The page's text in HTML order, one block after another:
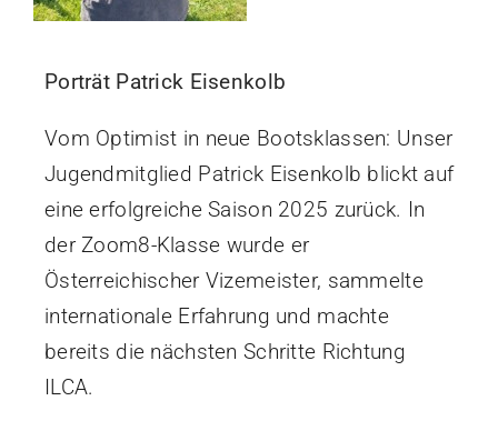
Porträt Patrick Eisenkolb
Vom Optimist in neue Bootsklassen: Unser
Jugendmitglied Patrick Eisenkolb blickt auf
eine erfolgreiche Saison 2025 zurück. In
der Zoom8-Klasse wurde er
Österreichischer Vizemeister, sammelte
internationale Erfahrung und machte
bereits die nächsten Schritte Richtung
ILCA.